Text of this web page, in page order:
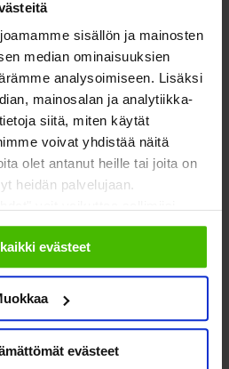
sisällön ja mainosten
median ominaisuuksien
analysoimiseen. Lisäksi
mainosalan ja analytiikka-
siitä, miten käytät
voivat yhdistää näitä
olet antanut heille tai joita on
heidän palvelujaan.
evästeet
evästeet
puheenjohtajana pystyn
arvokasta työtä.